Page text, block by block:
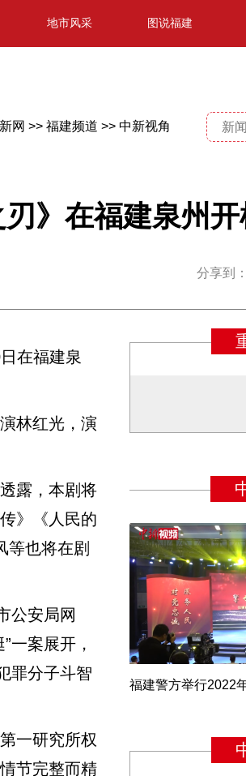
地市风采 图说福建
网 >> 福建频道 >> 中新视角
》在福建泉州
分享到：
在福建泉
林红光，演
露，本剧将
》《人民的
等也将在剧
公安局网
一案展开，
罪分子斗智
一研究所权
节完整而精
福建警方举行2022